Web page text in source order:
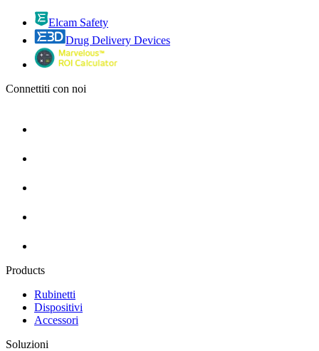
Elcam Safety
Drug Delivery Devices
Connettiti con noi
Products
Rubinetti
Dispositivi
Accessori
Soluzioni